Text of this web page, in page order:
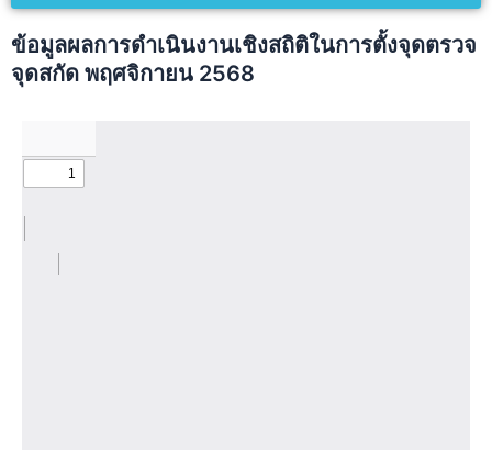
ข้อมูลผลการดำเนินงานเชิงสถิติในการตั้งจุดตรวจ
จุดสกัด พฤศจิกายน 2568